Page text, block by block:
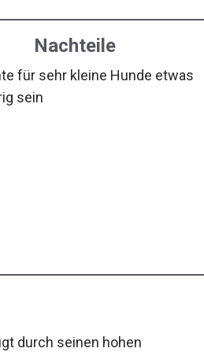
Nachteile
für sehr kleine Hunde etwas
sein
durch seinen hohen